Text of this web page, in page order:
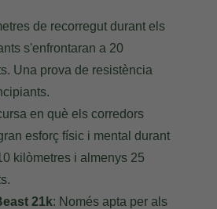
de recorregut durant els
s'enfrontaran a 20
Una prova de resistència
en què els corredors
esforç físic i mental durant
kilòmetres i almenys 25
21k: Només apta per als